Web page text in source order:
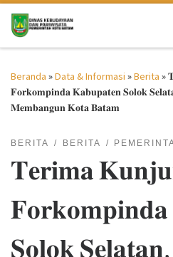
Skip to content
Beranda »Data & Informasi »Berita »
𝐅𝐨𝐫𝐤𝐨𝐦𝐩𝐢𝐧𝐝𝐚 𝐊𝐚𝐛𝐮𝐩𝐚𝐭𝐞𝐧 𝐒𝐨𝐥𝐨𝐤
𝐌𝐞𝐦𝐛𝐚𝐧𝐠𝐮𝐧 𝐊𝐨𝐭𝐚 𝐁𝐚𝐭𝐚𝐦
BERITA BERITA
𝐓𝐞𝐫𝐢𝐦𝐚
𝐒𝐨𝐥𝐨𝐤